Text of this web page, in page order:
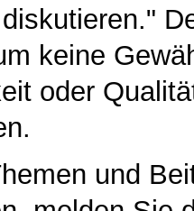
keine
oder
und